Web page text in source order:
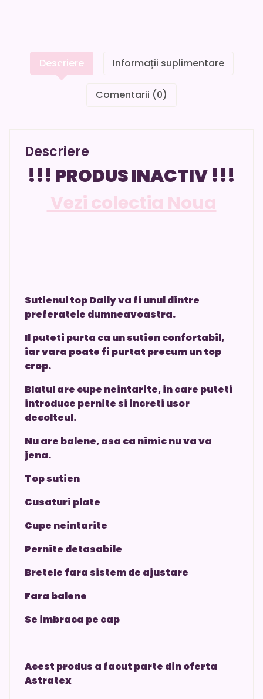
Descriere Informații suplimentare
Comentarii (0)
Descriere
!!! PRODUS INACTIV !!!
Vezi colectia Noua
Sutienul top Daily va fi unul dintre
preferatele dumneavoastra.
Il puteti purta ca un sutien confortabil,
iar vara poate fi purtat precum un top
crop.
Blatul are cupe neintarite, in care puteti
introduce pernite si increti usor
decolteul.
Nu are balene, asa ca nimic nu va va
jena.
Top sutien
Cusaturi plate
Cupe neintarite
Pernite detasabile
Bretele fara sistem de ajustare
Fara balene
Se imbraca pe cap
Acest produs a facut parte din oferta
Astratex